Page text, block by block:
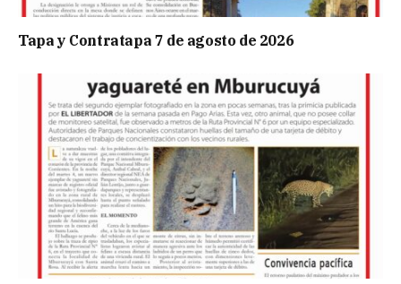
Tapa y Contratapa 7 de agosto de 2026